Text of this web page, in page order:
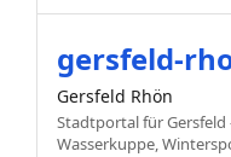
gersfeld-
Gersfeld Rhön
Stadtportal für Gersfeld
Wasserkuppe,